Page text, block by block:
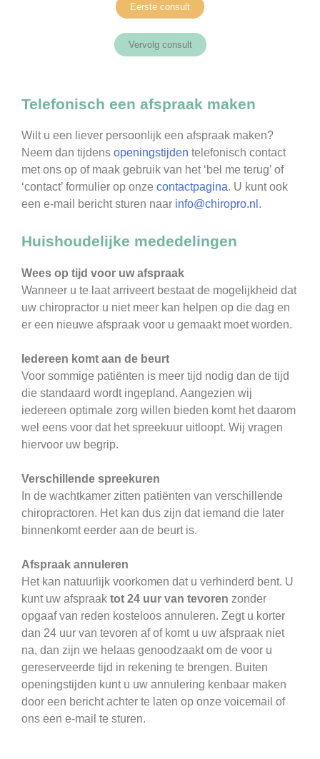
Eerste consult
Vervolg consult
Telefonisch een afspraak maken
Wilt u een liever persoonlijk een afspraak maken?
Neem dan tijdens openingstijden telefonisch contact
met ons op of maak gebruik van het ‘bel me terug’ of
‘contact’ formulier op onze contactpagina. U kunt ook
een e-mail bericht sturen naar info@chiropro.nl .
Huishoudelijke mededelingen
Wees op tijd voor uw afspraak
Wanneer u te laat arriveert bestaat de mogelijkheid dat
uw chiropractor u niet meer kan helpen op die dag en
er een nieuwe afspraak voor u gemaakt moet worden.
Iedereen komt aan de beurt
Voor sommige patiënten is meer tijd nodig dan de tijd
die standaard wordt ingepland. Aangezien wij
iedereen optimale zorg willen bieden komt het daarom
wel eens voor dat het spreekuur uitloopt. Wij vragen
hiervoor uw begrip.
Verschillende spreekuren
In de wachtkamer zitten patiënten van verschillende
chiropractoren. Het kan dus zijn dat iemand die later
binnenkomt eerder aan de beurt is.
Afspraak annuleren
Het kan natuurlijk voorkomen dat u verhinderd bent. U
kunt uw afspraak tot 24 uur van tevoren zonder
opgaaf van reden kosteloos annuleren. Zegt u korter
dan 24 uur van tevoren af of komt u uw afspraak niet
na, dan zijn we helaas genoodzaakt om de voor u
gereserveerde tijd in rekening te brengen. Buiten
openingstijden kunt u uw annulering kenbaar maken
door een bericht achter te laten op onze voicemail of
ons een e-mail te sturen.